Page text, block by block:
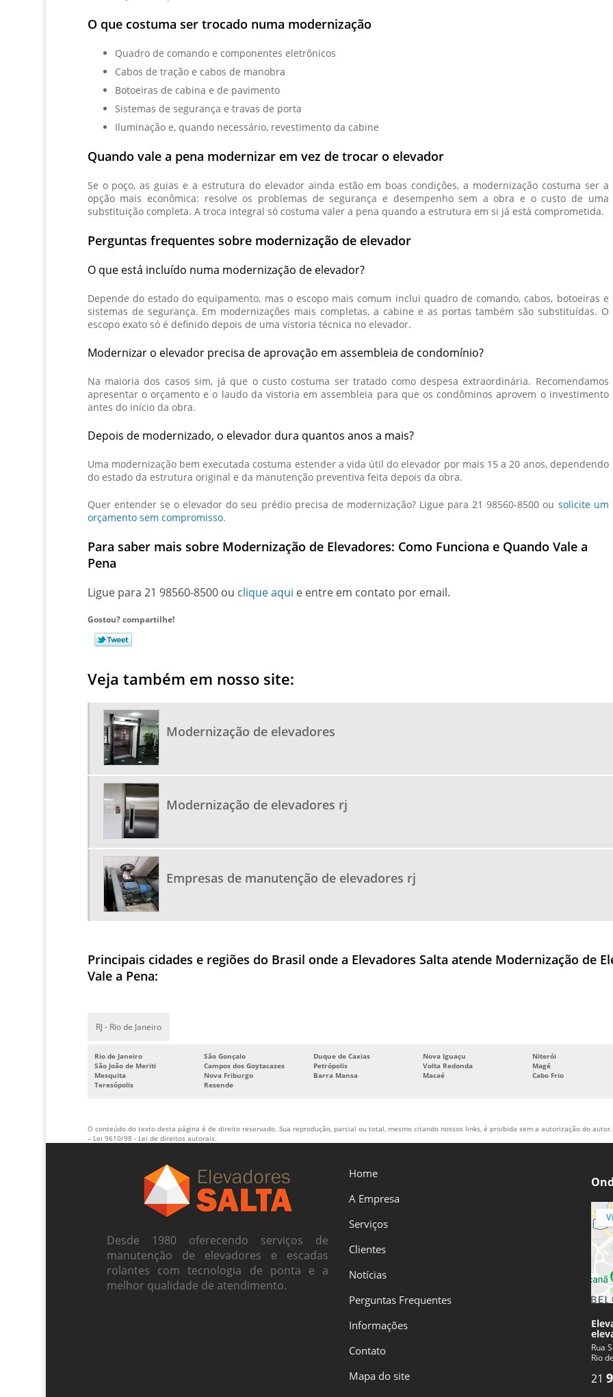
O que costuma ser trocado numa modernização
Quadro de comando e componentes eletrônicos
Cabos de tração e cabos de manobra
Botoeiras de cabina e de pavimento
Sistemas de segurança e travas de porta
Iluminação e, quando necessário, revestimento da cabine
Quando vale a pena modernizar em vez de trocar o elevador
Se o poço, as guias e a estrutura do elevador ainda estão em boas condições, a modernização costuma ser a
opção mais econômica: resolve os problemas de segurança e desempenho sem a obra e o custo de uma
substituição completa. A troca integral só costuma valer a pena quando a estrutura em si já está comprometida.
Perguntas frequentes sobre modernização de elevador
O que está incluído numa modernização de elevador?
Depende do estado do equipamento, mas o escopo mais comum inclui quadro de comando, cabos, botoeiras e
sistemas de segurança. Em modernizações mais completas, a cabine e as portas também são substituídas. O
escopo exato só é definido depois de uma vistoria técnica no elevador.
Modernizar o elevador precisa de aprovação em assembleia de condomínio?
Na maioria dos casos sim, já que o custo costuma ser tratado como despesa extraordinária. Recomendamos
apresentar o orçamento e o laudo da vistoria em assembleia para que os condôminos aprovem o investimento
antes do início da obra.
Depois de modernizado, o elevador dura quantos anos a mais?
Uma modernização bem executada costuma estender a vida útil do elevador por mais 15 a 20 anos, dependendo
do estado da estrutura original e da manutenção preventiva feita depois da obra.
Quer entender se o elevador do seu prédio precisa de modernização? Ligue para 21 98560-8500 ou solicite um
orçamento sem compromisso.
Para saber mais sobre Modernização de Elevadores: Como Funciona e Quando Vale a
Pena
Ligue para 21 98560-8500ou clique aqui e entre em contato por email.
Gostou? compartilhe!
Veja também em nosso site:
Modernização de elevadores
Modernização de elevadores rj
Empresas de manutenção de elevadores rj
Principais cidades e regiões do Brasil onde a Elevadores Salta atende Modernização de
Vale a Pena:
RJ - Rio de Janeiro
Rio de Janeiro São Gonçalo Duque de Caxias Nova Iguaçu Niterói
São João de Meriti
Campos dos Goytacazes Petrópolis Volta Redonda Magé
Mesquita
Nova Friburgo Barra Mansa Macaé Cabo Frio
Teresópolis
Resende
O conteúdo do texto desta página é de direito reservado. Sua reprodução, parcial ou total, mesmo citando nossos links, é proibida sem a autorização do
– Lei 9610/98 - Lei de direitos autorais.
Desde 1980 oferecendo serviços de
manutenção de elevadores e escadas
rolantes com tecnologia de ponta e a
melhor qualidade de atendimento.
Home
A Empresa
Serviços
Clientes
Notícias
Perguntas Frequentes
Informações
Contato
Mapa do site
Rua
Rio
21